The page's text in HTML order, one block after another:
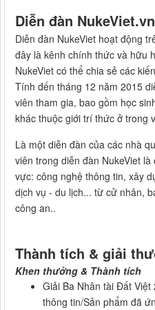
Diễn đàn NukeViet.vn
Diễn đàn NukeViet hoạt động
đây là kênh chính thức và hữu
NukeViet có thể chia sẻ các
Tính đến tháng 12 năm 2015
viên tham gia, bao gồm học
khác thuộc giới trí thức ở trong
Là một diễn đàn của các nhà
viên trong diễn đàn NukeViet
vực: công nghệ thông tin, xây
dịch vụ - du lịch... từ cử nhân,
công an..
Thành tích & giải
Khen thưởng & Thành tích
Giải Ba Nhân tài Đất
thông tin/Sản phẩm đã